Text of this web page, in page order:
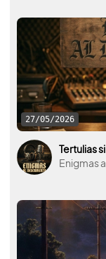
27/05/2026
Enigmas